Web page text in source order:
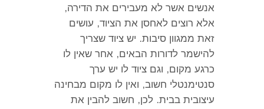
אנשים אשר לא מעבירים את הדירה,
אלא רוצים לאחסן את הציוד, עושים
זאת ממגוון סיבות. יש ציוד שצריך
להישמר לדורות הבאים, אחר שאין לו
כרגע מקום, וגם ציוד לו יש ערך
סנטימנטלי חשוב, ואין לו מקום מבחינה
עיצובית בבית. לכן, חשוב להבין את